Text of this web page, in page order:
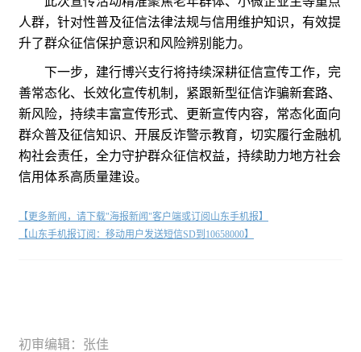
人群，针对性普及征信法律法规与信用维护知识，有效提
升了群众征信保护意识和风险辨别能力。
下一步，建行博兴支行将持续深耕征信宣传工作，完
善常态化、长效化宣传机制，紧跟新型征信诈骗新套路、
新风险，持续丰富宣传形式、更新宣传内容，常态化面向
群众普及征信知识、开展反诈警示教育，切实履行金融机
构社会责任，全力守护群众征信权益，持续助力地方社会
信用体系高质量建设。
【更多新闻，请下载"海报新闻"客户端或订阅山东手机报】
【山东手机报订阅：移动用户发送短信SD到10658000】
初审编辑：张佳